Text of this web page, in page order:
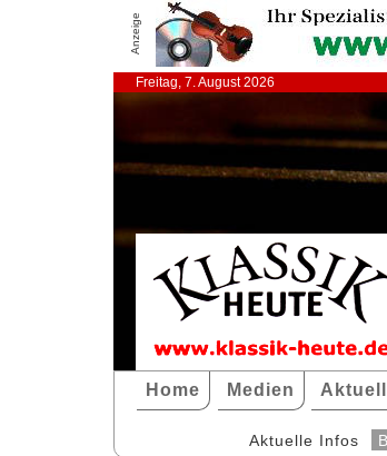
Anzeige
Freitag, 7. August 2026
Home Medien
Aktuelle Infos